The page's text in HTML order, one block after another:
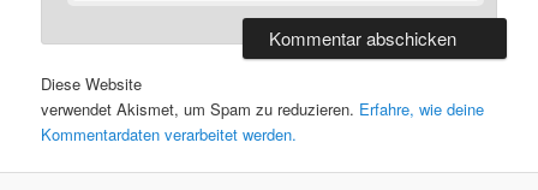
Diese Website
verwendet Akismet, um Spam zu reduzieren. Erfahre, wie deine
Kommentardaten verarbeitet werden.